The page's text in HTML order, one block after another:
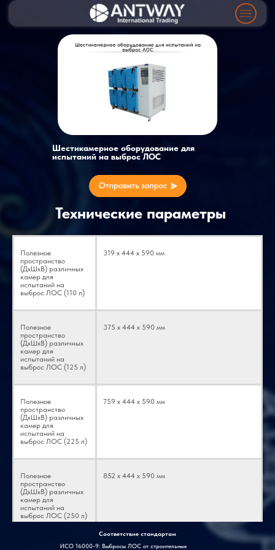
Шестикамерное оборудование для
испытаний на выброс ЛОС
Технические параметры
Полезное
пространство
(ДхШхВ) различных
камер для
испытаний на
выброс ЛОС (110 л)
319 х 444 х 590 мм
Полезное
пространство
(ДхШхВ) различных
камер для
испытаний на
выброс ЛОС (125 л)
375 х 444 х 590 мм
Полезное
пространство
(ДхШхВ) различных
камер для
испытаний на
выброс ЛОС (225 л)
759 х 444 х 590 мм
Полезное
пространство
(ДхШхВ) различных
камер для
испытаний на
выброс ЛОС (250 л)
852 х 444 х 590 мм
Соответствие стандартам
ИСО 16000-9: Выбросы ЛОС от строительных